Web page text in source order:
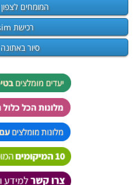
המומחים לצפון
רכישת Esim ביוון
סיור